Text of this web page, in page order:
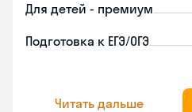
Для детей - премиум
Подготовка к ЕГЭ/ОГЭ
Читать дальше